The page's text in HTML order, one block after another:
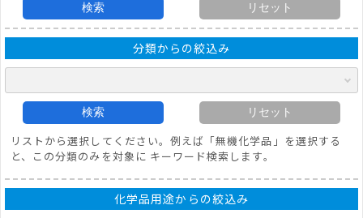
検索 リセット
分類からの絞込み
検索 リセット
リストから選択してください。例えば「無機化学品」を選択する
と、この分類のみを対象に キーワード検索します。
化学品用途からの絞込み